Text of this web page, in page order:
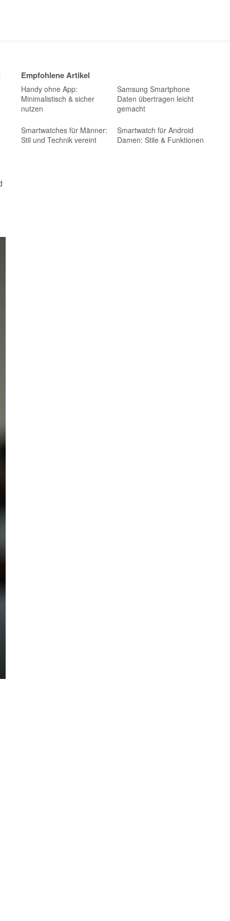
Empfohlene Artikel
Handy ohne App:
Minimalistisch & sicher
nutzen
Samsung Smartphone
Daten übertragen leicht
gemacht
Smartwatches für Männer:
Stil und Technik vereint
Smartwatch für Android
Damen: Stile & Funktionen